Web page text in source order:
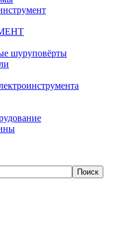
шуруповёрты